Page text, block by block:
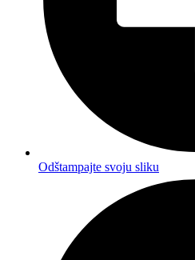
Odštampajte svoju sliku